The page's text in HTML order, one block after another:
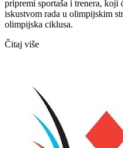
pripremi sportaša i trenera, koji
iskustvom rada u olimpijskim
olimpijska ciklusa.
Čitaj više